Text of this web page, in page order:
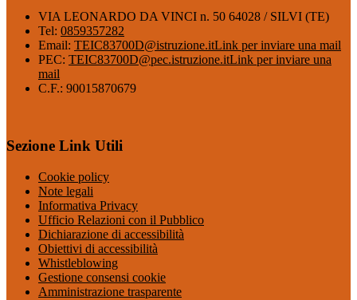
VIA LEONARDO DA VINCI n. 50 64028 / SILVI (TE)
Tel: 0859357282
Email: TEIC83700D@istruzione.itLink per inviare una mail
PEC: TEIC83700D@pec.istruzione.itLink per inviare una
mail
C.F.: 90015870679
Sezione Link Utili
Cookie policy
Note legali
Informativa Privacy
Ufficio Relazioni con il Pubblico
Dichiarazione di accessibilità
Obiettivi di accessibilità
Whistleblowing
Gestione consensi cookie
Amministrazione trasparente